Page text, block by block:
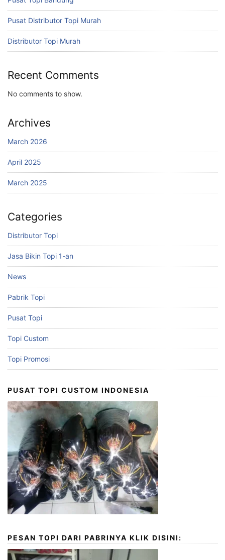
Pusat Distributor Topi Murah
Distributor Topi Murah
Recent Comments
No comments to show.
Archives
March 2026
April 2025
March 2025
Categories
Distributor Topi
Jasa Bikin Topi 1-an
News
Pabrik Topi
Pusat Topi
Topi Custom
Topi Promosi
PUSAT TOPI CUSTOM INDONESIA
PESAN TOPI DARI PABRINYA KLIK DISINI: